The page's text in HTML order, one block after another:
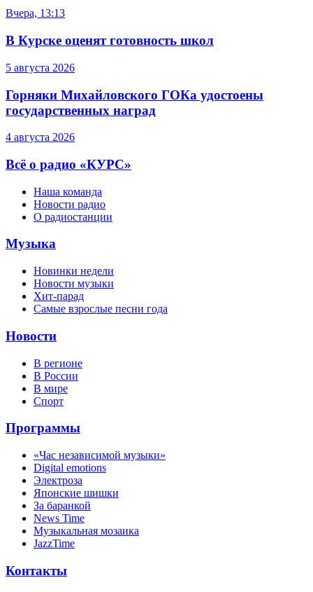
Вчера, 13:13
В Курске оценят готовность школ
5 августа 2026
Горняки Михайловского ГОКа удостоены
государственных наград
4 августа 2026
Всё о радио «КУРС»
Наша команда
Новости радио
О радиостанции
Музыка
Новинки недели
Новости музыки
Хит-парад
Самые взрослые песни года
Новости
В регионе
В России
В мире
Спорт
Программы
«Час независимой музыки»
Digital emotions
Электроза
Японскиe шишки
За баранкой
News Time
Музыкальная мозаика
JazzTime
Контакты